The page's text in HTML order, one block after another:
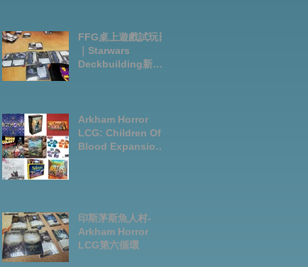
FFG桌上遊戲試玩日
｜Starwars
Deckbuilding新擴
deck
Arkham Horror
LCG: Children Of
Blood Expansion
印斯茅斯魚人村-
Arkham Horror
LCG第六循環